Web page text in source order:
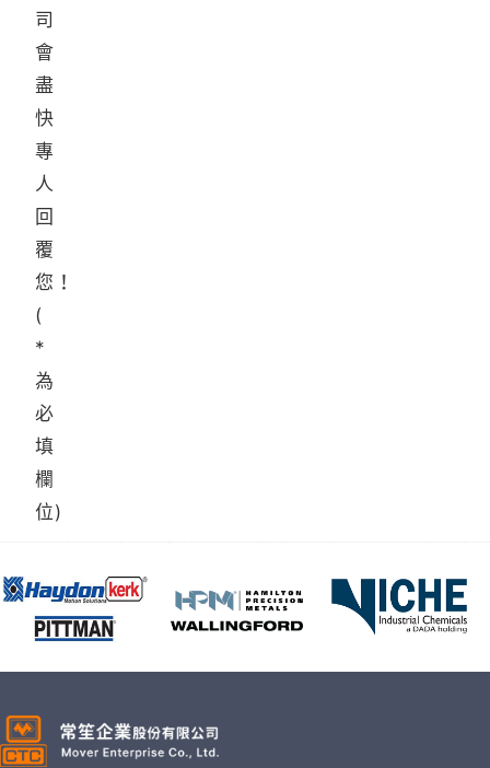
司
會
盡
快
專
人
回
覆
您！
(
*
為
必
填
欄
位)